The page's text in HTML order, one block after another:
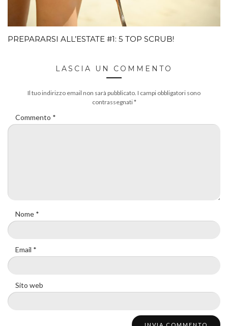
PREPARARSI ALL’ESTATE #1: 5 TOP SCRUB!
LASCIA UN COMMENTO
Il tuo indirizzo email non sarà pubblicato. I campi obbligatori sono
contrassegnati*
Commento *
Nome *
Email *
Sito web